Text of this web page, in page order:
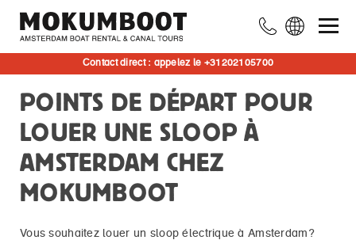
Contact direct : appelez le +31202105700
POINTS DE DÉPART POUR
LOUER UNE SLOOP À
AMSTERDAM CHEZ
MOKUMBOOT
Vous souhaitez louer un sloop électrique à Amsterdam?